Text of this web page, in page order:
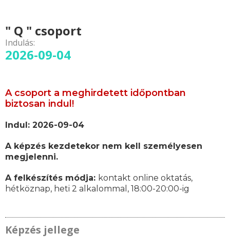
" Q " csoport
Indulás:
2026-09-04
A csoport a meghirdetett időpontban
biztosan indul!
Indul: 2026-09-04
A képzés kezdetekor nem kell személyesen
megjelenni.
A felkészítés módja: kontakt online oktatás,
hétköznap, heti 2 alkalommal, 18:00-20:00-ig
Képzés jellege